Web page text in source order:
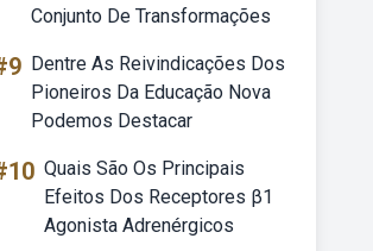
Conjunto De Transformações
Dentre As Reivindicações Dos
Pioneiros Da Educação Nova
Podemos Destacar
Quais São Os Principais
Efeitos Dos Receptores β1
Agonista Adrenérgicos